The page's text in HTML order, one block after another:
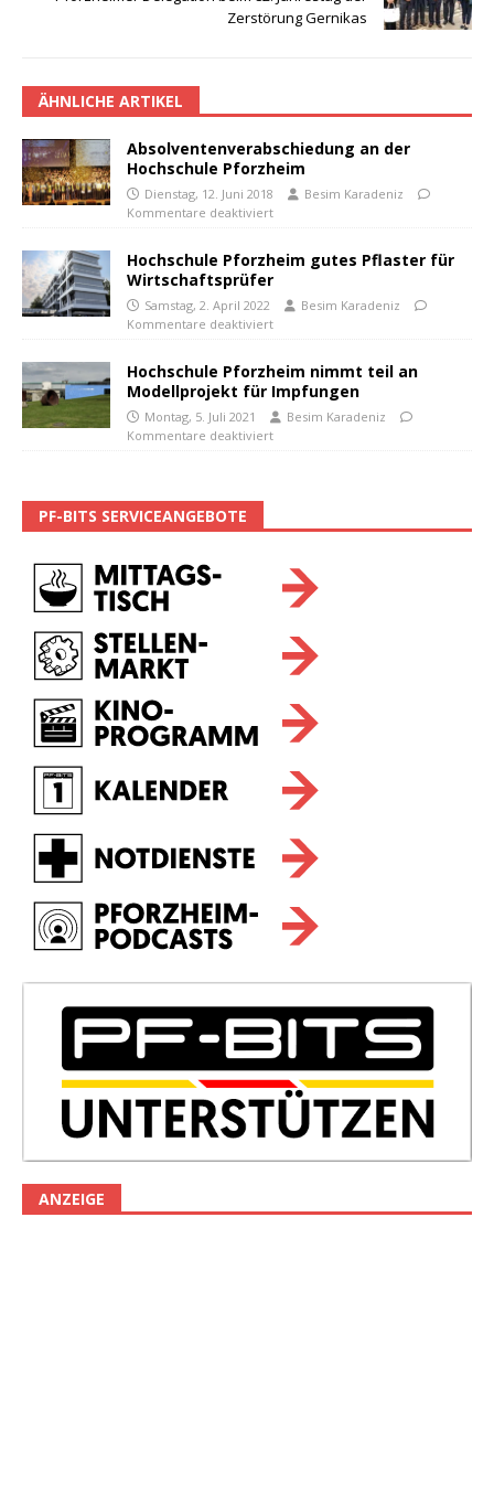
Zerstörung Gernikas
ÄHNLICHE ARTIKEL
Absolventenverabschiedung an der
Hochschule Pforzheim
Dienstag, 12. Juni 2018
Besim Karadeniz
Kommentare deaktiviert
Hochschule Pforzheim gutes Pflaster für
Wirtschaftsprüfer
Samstag, 2. April 2022
Besim Karadeniz
Kommentare deaktiviert
Hochschule Pforzheim nimmt teil an
Modellprojekt für Impfungen
Montag, 5. Juli 2021
Besim Karadeniz
Kommentare deaktiviert
PF-BITS SERVICEANGEBOTE
ANZEIGE